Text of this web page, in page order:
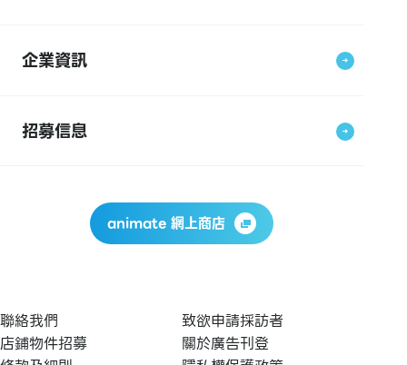
企業資訊
招募信息
animate 網上商店
聯絡我們
致欲申請採訪者
店鋪物件招募
關於廣告刊登